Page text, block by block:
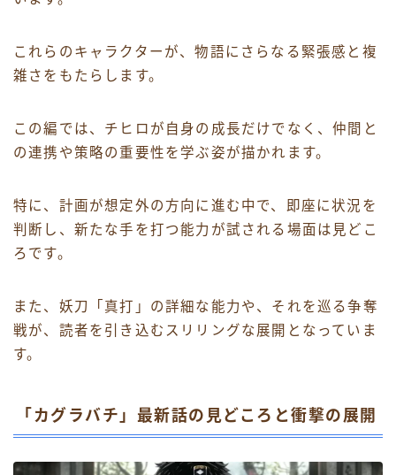
これらのキャラクターが、物語にさらなる緊張感と複
雑さをもたらします。
この編では、チヒロが自身の成長だけでなく、仲間と
の連携や策略の重要性を学ぶ姿が描かれます。
特に、計画が想定外の方向に進む中で、即座に状況を
判断し、新たな手を打つ能力が試される場面は見どこ
ろです。
また、妖刀「真打」の詳細な能力や、それを巡る争奪
戦が、読者を引き込むスリリングな展開となっていま
す。
「カグラバチ」最新話の見どころと衝撃の展開